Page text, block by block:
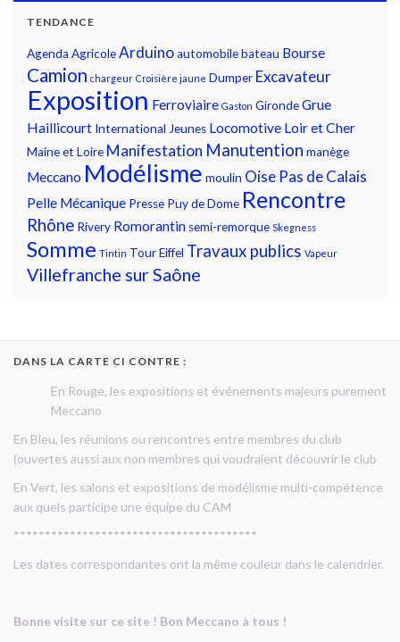
TENDANCE
Agenda AgricoleArduinoautomobilebateau Bourse
Camion chargeur Croisière jaune Dumper Excavateur
Exposition Ferroviaire Gaston GirondeGrue
Haillicourt International Jeunes Locomotive Loir et Cher
Maine et Loire Manifestation Manutention manège
Meccano Modélisme moulin Oise Pas de Calais
Pelle Mécanique Presse Puy de Dome Rencontre
Rhône Rivery Romorantin semi-remorque Skegness
Somme Tintin Tour Eiffel Travaux publics Vapeur
Villefranche sur Saône
DANS LA CARTE CI CONTRE :
En Rouge, les expositions et événements majeurs purement
Meccano
En Bleu, les réunions ou rencontres entre membres du club
(ouvertes aussi aux non membres qui voudraient découvrir le club
En Vert, les salons et expositions de modélisme multi-compétence
aux quels participe une équipe du CAM
***************************************
Les dates correspondantes ont la même couleur dans le calendrier.
Bonne visite sur ce site ! Bon Meccano à tous !